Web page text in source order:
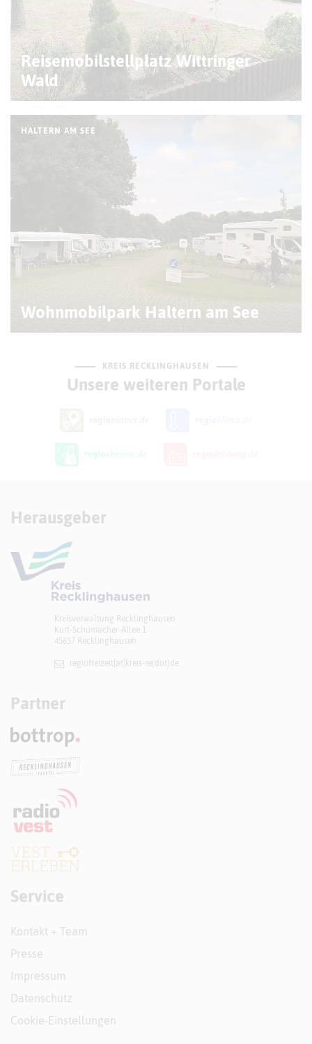
Reisemobilstellplatz Wittringer
Wald
HALTERN AM SEE
Wohnmobilpark Haltern am See
KREIS RECKLINGHAUSEN
Unsere weiteren Portale
Herausgeber
Kreisverwaltung Recklinghausen
Kurt-Schumacher-Allee 1
45657 Recklinghausen
regiofreizeit[at]​kreis-re(dot)de
Partner
Service
Kontakt + Team
Presse
Impressum
Datenschutz
Cookie-Einstellungen